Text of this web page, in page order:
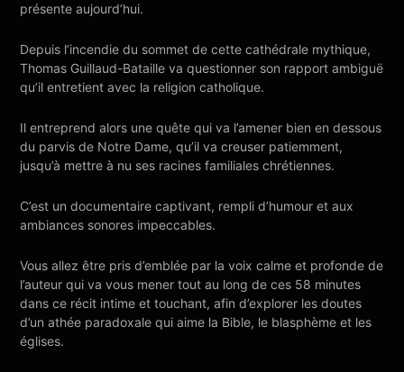
présente aujourd’hui.
Depuis l’incendie du sommet de cette cathédrale mythique,
Thomas Guillaud-Bataille va questionner son rapport ambiguë
qu’il entretient avec la religion catholique.
Il entreprend alors une quête qui va l’amener bien en dessous
du parvis de Notre Dame, qu’il va creuser patiemment,
jusqu’à mettre à nu ses racines familiales chrétiennes.
C’est un documentaire captivant, rempli d’humour et aux
ambiances sonores impeccables.
Vous allez être pris d’emblée par la voix calme et profonde de
l’auteur qui va vous mener tout au long de ces 58 minutes
dans ce récit intime et touchant, afin d’explorer les doutes
d’un athée paradoxale qui aime la Bible, le blasphème et les
églises.